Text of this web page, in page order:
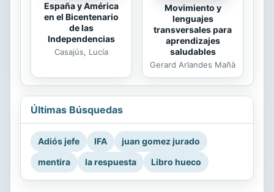
España y América
en el Bicentenario
de las
Independencias
Casajús, Lucía
Movimiento y
lenguajes
transversales para
aprendizajes
saludables
Gerard Arlandes Mañà
Últimas Búsquedas
Adiós jefe IFA
juan gomez jurado
mentira
la respuesta Libro hueco